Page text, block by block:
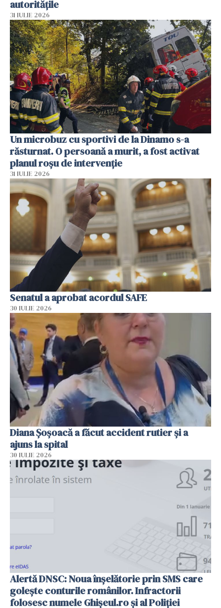
autoritățile
31 IULIE 2026
Un microbuz cu sportivi de la Dinamo s-a
răsturnat. O persoană a murit, a fost activat
planul roșu de intervenție
31 IULIE 2026
Senatul a aprobat acordul SAFE
30 IULIE 2026
Diana Șoșoacă a făcut accident rutier și a
ajuns la spital
30 IULIE 2026
Alertă DNSC: Noua înșelătorie prin SMS care
golește conturile românilor. Infractorii
folosesc numele Ghișeul.ro și al Poliției